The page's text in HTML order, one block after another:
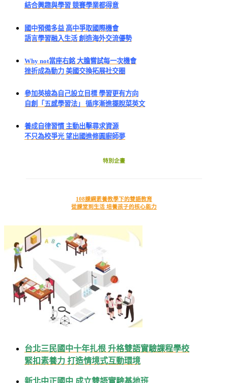
結合興趣與學習 競賽學業都得意
國中預備多益 高中爭取國際機會
語言學習融入生活 創造海外交流優勢
Why not當座右銘 大膽嘗試每一次機會
挫折成為動力 美國交換拓展社交圈
參加英檢為自己設立目標 學習更有方向
自創「五感學習法」 循序漸進擺脫菜英文
養成自律習慣 主動出擊尋求資源
不只為校爭光 望出國進修圓廚師夢
特別企畫
108課綱素養教學下的雙語教育
從課堂到生活 培養孩子的核心能力
台北三民國中十年扎根 升格雙語實驗課程學校
緊扣素養力 打造情境式互動環境